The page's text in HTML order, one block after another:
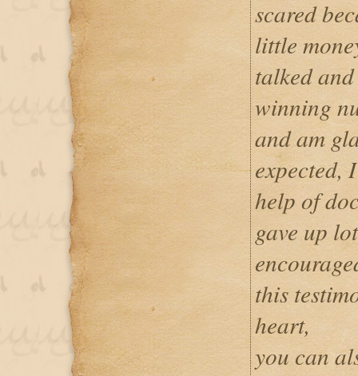
scared
little
talked
winning
and am
expected,
help of
gave up
this
heart,
you can